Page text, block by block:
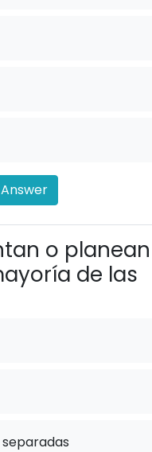
o planean
de las